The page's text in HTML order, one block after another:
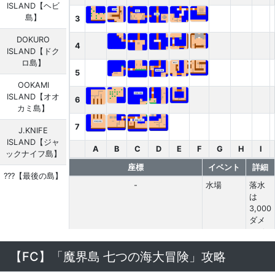
ISLAND【ヘビ
島】
DOKURO
ISLAND【ドク
ロ島】
OOKAMI
ISLAND【オオ
カミ島】
J.KNIFE
ISLAND【ジャ
ックナイフ島】
???【最後の島】
3
4
5
6
7
A B C D E F G H
I
座標
イベント
詳細
-
水場
落水
は
3,000
ダメ
ージ
で
【FC】「魔界島 七つの海大冒険」攻略